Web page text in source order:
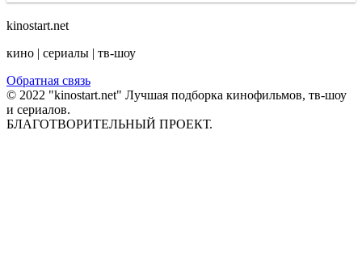
kinostart.net
кино | сериалы | тв-шоу
Обратная связь
© 2022 "kinostart.net" Лучшая подборка кинофильмов, тв-шоу
и сериалов.
БЛАГОТВОРИТЕЛЬНЫЙ ПРОЕКТ.